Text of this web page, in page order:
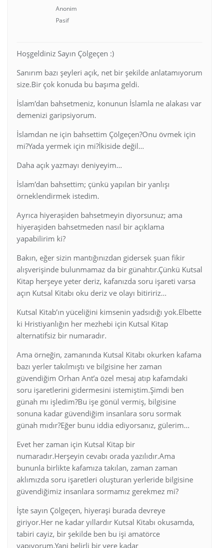
Anonim
Pasif
Hoşgeldiniz Sayın Çölgeçen :)
Sanırım bazı şeyleri açık, net bir şekilde anlatamıyorum
size.Bir çok konuda bu başıma geldi.
İslam’dan bahsetmeniz, konunun İslamla ne alakası var
demenizi garipsiyorum.
İslamdan ne için bahsettim Çölgeçen?Onu övmek için
mi?Yada yermek için mi?İkiside değil…
Daha açık yazmayı deniyeyim…
İslam’dan bahsettim; çünkü yapılan bir yanlışı
örneklendirmek istedim.
Ayrıca hiyeraşiden bahsetmeyin diyorsunuz; ama
hiyeraşiden bahsetmeden nasıl bir açıklama
yapabilirim ki?
Bakın, eğer sizin mantığınızdan gidersek şuan fikir
alışverişinde bulunmamaz da bir günahtır.Çünkü Kutsal
Kitap herşeye yeter deriz, kafanızda soru işareti varsa
açın Kutsal Kitabı oku deriz ve olayı bitiririz…
Kutsal Kitab’ın yüceliğini kimsenin yadsıdığı yok.Elbette
ki Hristiyanlığın her mezhebi için Kutsal Kitap
alternatifsiz bir numaradır.
Ama örneğin, zamanında Kutsal Kitabı okurken kafama
bazı yerler takılmıştı ve bilgisine her zaman
güvendiğim Orhan Ant’a özel mesaj atıp kafamdaki
soru işaretlerini gidermesini istemiştim.Şimdi ben
günah mı işledim?Bu işe gönül vermiş, bilgisine
sonuna kadar güvendiğim insanlara soru sormak
günah mıdır?Eğer bunu iddia ediyorsanız, gülerim…
Evet her zaman için Kutsal Kitap bir
numaradır.Herşeyin cevabı orada yazılıdır.Ama
bununla birlikte kafamıza takılan, zaman zaman
aklımızda soru işaretleri oluşturan yerleride bilgisine
güvendiğimiz insanlara sormamız gerekmez mi?
İşte sayın Çölgeçen, hiyeraşi burada devreye
giriyor.Her ne kadar yıllardır Kutsal Kitabı okusamda,
tabiri cayiz, bir şekilde ben bu işi amatörce
yapıyorum.Yani belirli bir yere kadar